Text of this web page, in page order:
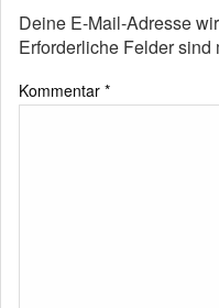
Deine E-Mail-Adresse
Erforderliche Felder sind
Kommentar *